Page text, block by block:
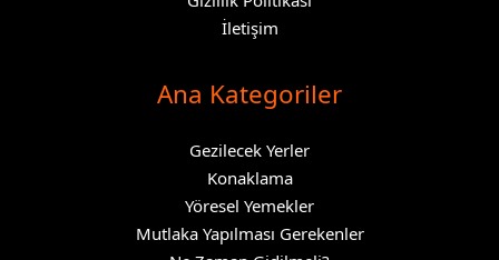
İletişim
Ana Kategoriler
Gezilecek Yerler
Konaklama
Yöresel Yemekler
Mutlaka Yapılması Gerekenler